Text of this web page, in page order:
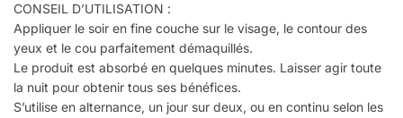
CONSEIL D’UTILISATION :
Appliquer le soir en fine couche sur le visage, le contour des
yeux et le cou parfaitement démaquillés.
Le produit est absorbé en quelques minutes. Laisser agir toute
la nuit pour obtenir tous ses bénéfices.
S’utilise en alternance, un jour sur deux, ou en continu selon les